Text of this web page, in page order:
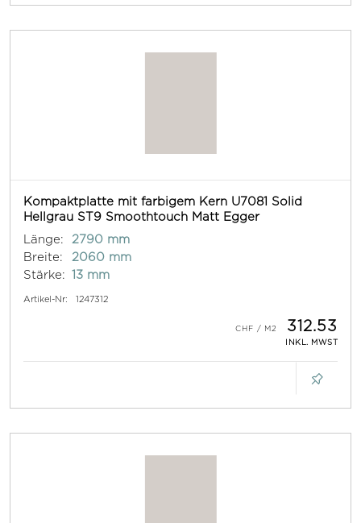
Kompaktplatte mit farbigem Kern U7081 Solid
Hellgrau ST9 Smoothtouch Matt Egger
Länge:
2790 mm
Breite:
2060 mm
Stärke: 13 mm
Artikel-Nr: 1247312
312.53
INKL. MWST